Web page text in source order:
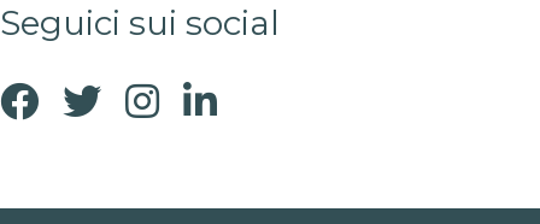
Seguici sui social